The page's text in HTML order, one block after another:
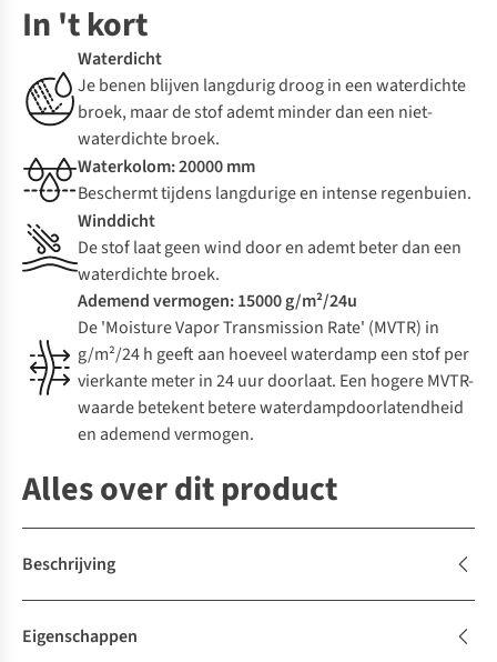
In 't kort
Waterdicht
Je benen blijven langdurig droog in een waterdichte
broek, maar de stof ademt minder dan een niet-
waterdichte broek.
Waterkolom: 20000 mm
Beschermt tijdens langdurige en intense regenbuien.
Winddicht
De stof laat geen wind door en ademt beter dan een
waterdichte broek.
Ademend vermogen: 15000 g/m²/24u
De 'Moisture Vapor Transmission Rate' (MVTR) in
g/m²/24 h geeft aan hoeveel waterdamp een stof per
vierkante meter in 24 uur doorlaat. Een hogere MVTR-
waarde betekent betere waterdampdoorlatendheid
en ademend vermogen.
Alles over dit product
Beschrijving
Eigenschappen